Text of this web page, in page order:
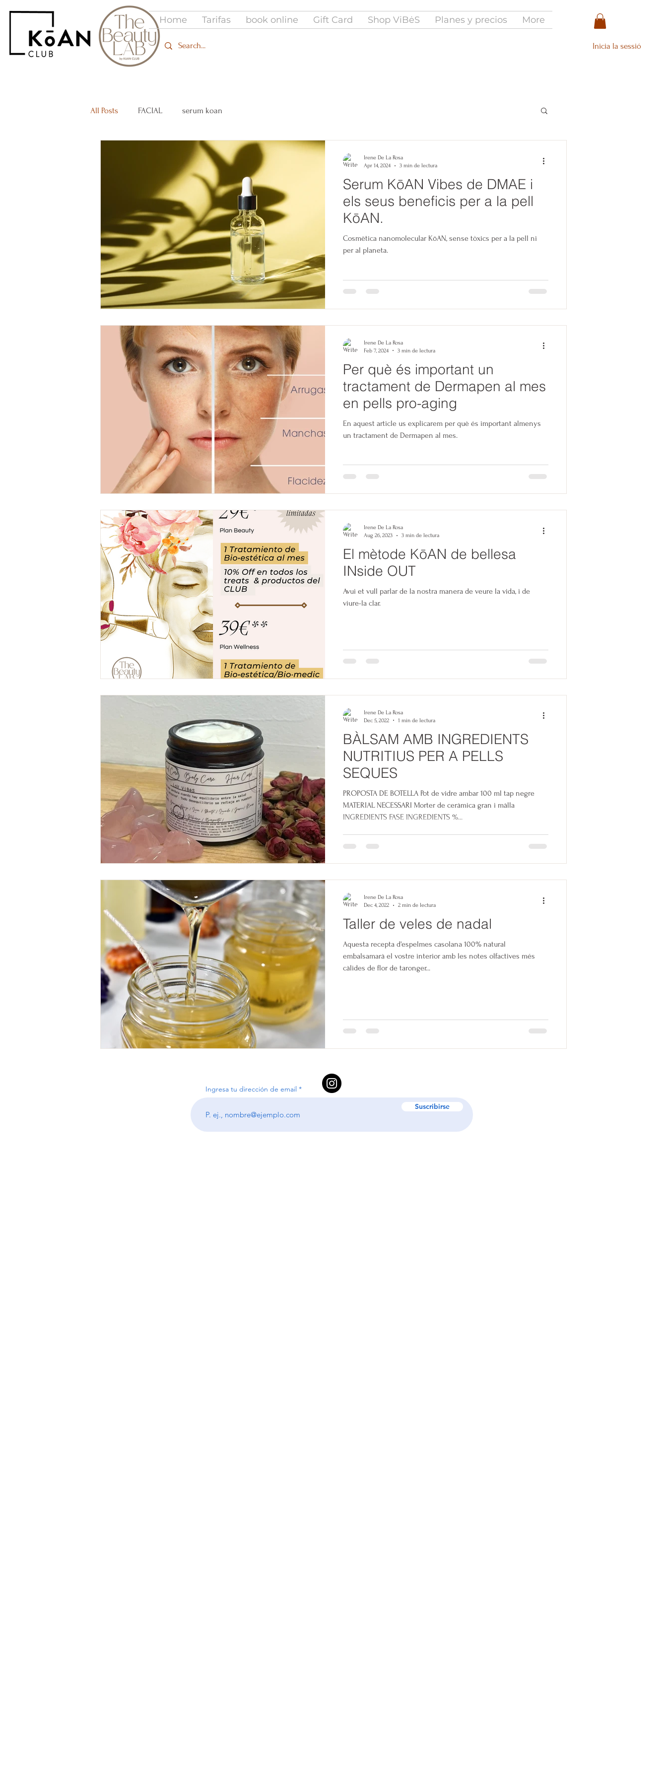
Inicia la sessió
Home Tarifas book online Gift Card Shop ViBėS Planes y precios More
All Posts FACIAL serum koan
Serum KōAN Vibes de DMAE i
els seus beneficis per a la pell
KōAN.
Cosmètica nanomolecular KōAN, sense tòxics per a la pell ni
per al planeta.
Irene De La Rosa
Apr 14, 2024
3 min de lectura
Per què és important un
tractament de Dermapen al mes
en pells pro-aging
En aquest article us explicarem per què és important almenys
un tractament de Dermapen al mes.
Irene De La Rosa
Feb 7, 2024
3 min de lectura
El mètode KōAN de bellesa
INside OUT
Avui et vull parlar de la nostra manera de veure la vida, i de
viure-la clar.
Irene De La Rosa
Aug 26, 2023
3 min de lectura
BÀLSAM AMB INGREDIENTS
NUTRITIUS PER A PELLS
SEQUES
PROPOSTA DE BOTELLA Pot de vidre ambar 100 ml tap negre
MATERIAL NECESSARI Morter de ceràmica gran i màlla
INGREDIENTS FASE INGREDIENTS %...
Irene De La Rosa
Dec 5, 2022
1 min de lectura
Taller de veles de nadal
Aquesta recepta d'espelmes casolana 100% natural
embalsamarà el vostre interior amb les notes olfactives més
càlides de flor de taronger...
Irene De La Rosa
Dec 4, 2022
2 min de lectura
Ingresa tu dirección de email
Suscribirse